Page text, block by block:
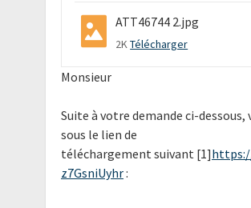
ATT46744 2.jpg
2KTélécharger
Monsieur
Suite à votre demande ci-dessous,
sous le lien de
téléchargement suivant [1]
z7GsniUyhr: